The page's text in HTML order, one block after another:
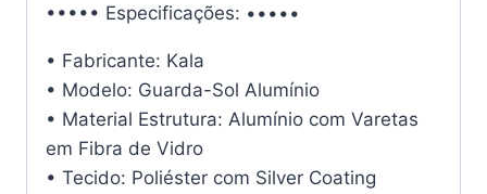
••••• Especificações: •••••
• Fabricante: Kala
• Modelo: Guarda-Sol Alumínio
• Material Estrutura: Alumínio com Varetas
em Fibra de Vidro
• Tecido: Poliéster com Silver Coating